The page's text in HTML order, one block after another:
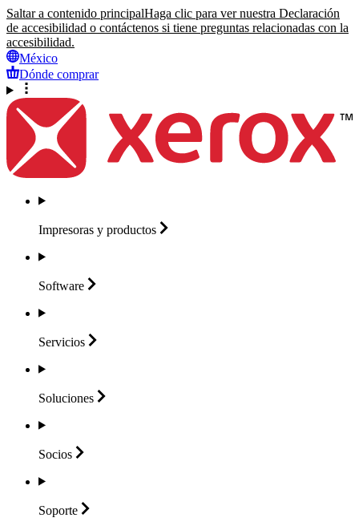
Saltar a contenido principalHaga clic para ver nuestra Declaración
de accesibilidad o contáctenos si tiene preguntas relacionadas con la
accesibilidad.
México
Dónde comprar
Impresoras y productos
Software
Servicios
Soluciones
Socios
Soporte